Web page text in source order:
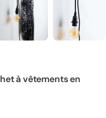
à vêtements en